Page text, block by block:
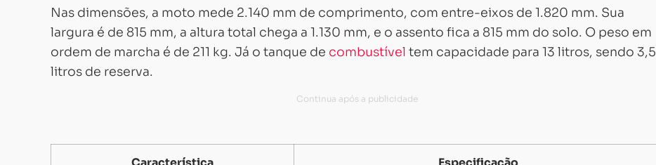
Nas dimensões, a moto mede 2.140 mm de comprimento, com entre-eixos de 1.820 mm. Sua
largura é de 815 mm, a altura total chega a 1.130 mm, e o assento fica a 815 mm do solo. O peso em
ordem de marcha é de 211 kg. Já o tanque de combustível tem capacidade para 13 litros, sendo 3,5
litros de reserva.